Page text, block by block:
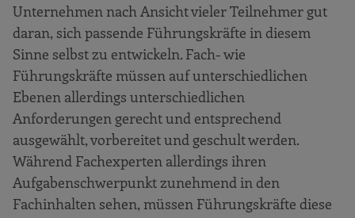
Unternehmen nach Ansicht vieler Teilnehmer gut
daran, sich passende Führungskräfte in diesem
Sinne selbst zu entwickeln. Fach- wie
Führungskräfte müssen auf unterschiedlichen
Ebenen allerdings unterschiedlichen
Anforderungen gerecht und entsprechend
ausgewählt, vorbereitet und geschult werden.
Während Fachexperten allerdings ihren
Aufgabenschwerpunkt zunehmend in den
Fachinhalten sehen, müssen Führungskräfte diese